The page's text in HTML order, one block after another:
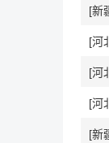
[新
[河
[河
[新